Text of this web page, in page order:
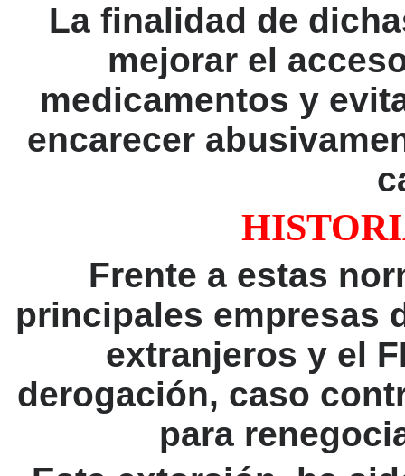
La finalidad de
mejorar el
medicamentos y
encarecer
Frente a estas
principales empresas
extranjeros y el
derogación, caso
para